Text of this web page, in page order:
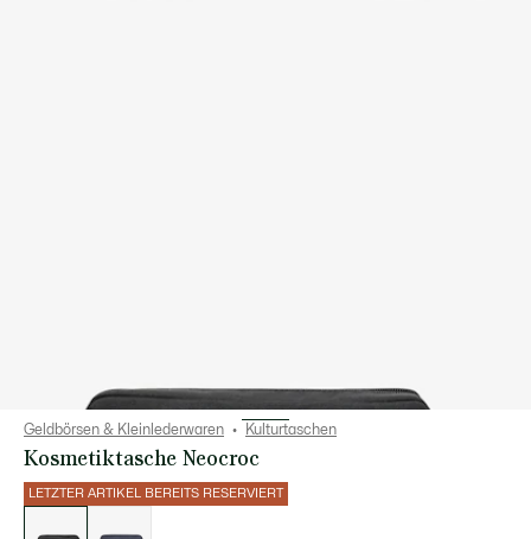
Geldbörsen & Kleinlederwaren Kulturtaschen
Kosmetiktasche Neocroc
LETZTER ARTIKEL BEREITS RESERVIERT
Varianten